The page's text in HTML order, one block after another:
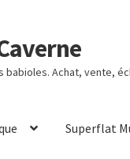
Achat, vente,
Superflat